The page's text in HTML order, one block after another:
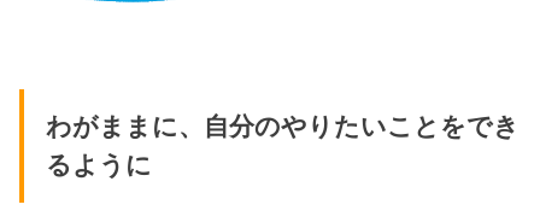
わがままに、自分のやりたいことをでき
るように